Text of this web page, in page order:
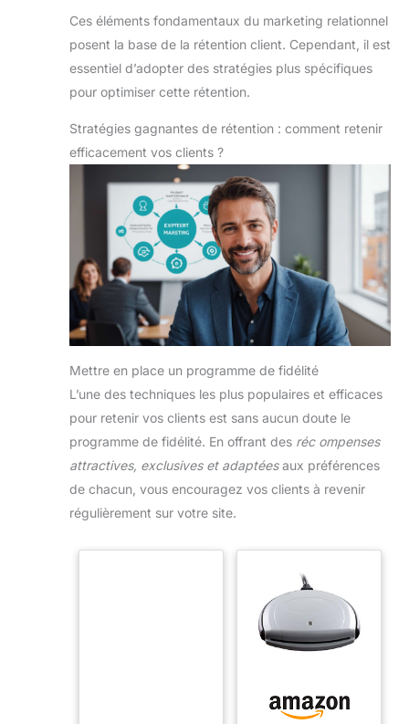
Ces éléments fondamentaux du marketing relationnel
posent la base de la rétention client. Cependant, il est
essentiel d’adopter des stratégies plus spécifiques
pour optimiser cette rétention.
Stratégies gagnantes de rétention : comment retenir
efficacement vos clients ?
Mettre en place un programme de fidélité
L’une des techniques les plus populaires et efficaces
pour retenir vos clients est sans aucun doute le
programme de fidélité. En offrant des réc ompenses
attractives, exclusives et adaptéesaux préférences
de chacun, vous encouragez vos clients à revenir
régulièrement sur votre site.